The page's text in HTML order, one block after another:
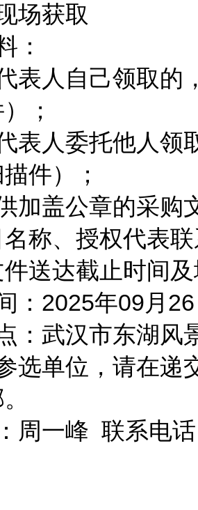
场获取
：
表人自己领取
；
表人委托他人
件）；
加盖公章的采
称、授权代表
送达截止时间
：2025年09月
：武汉市东湖风
选单位，请在递
周一峰 联系电